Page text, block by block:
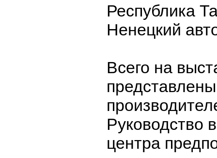
Республика
Ненецкий
Всего на
Руководство
центра